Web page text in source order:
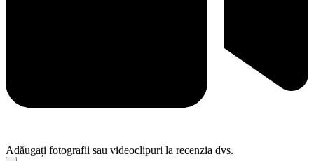
Adăugați fotografii sau videoclipuri la recenzia dvs.